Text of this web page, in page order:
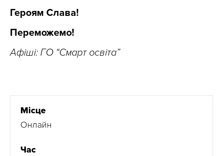
Героям Слава!
Переможемо!
Афіші: ГО “Смарт освіта”
Місце
Онлайн
Час